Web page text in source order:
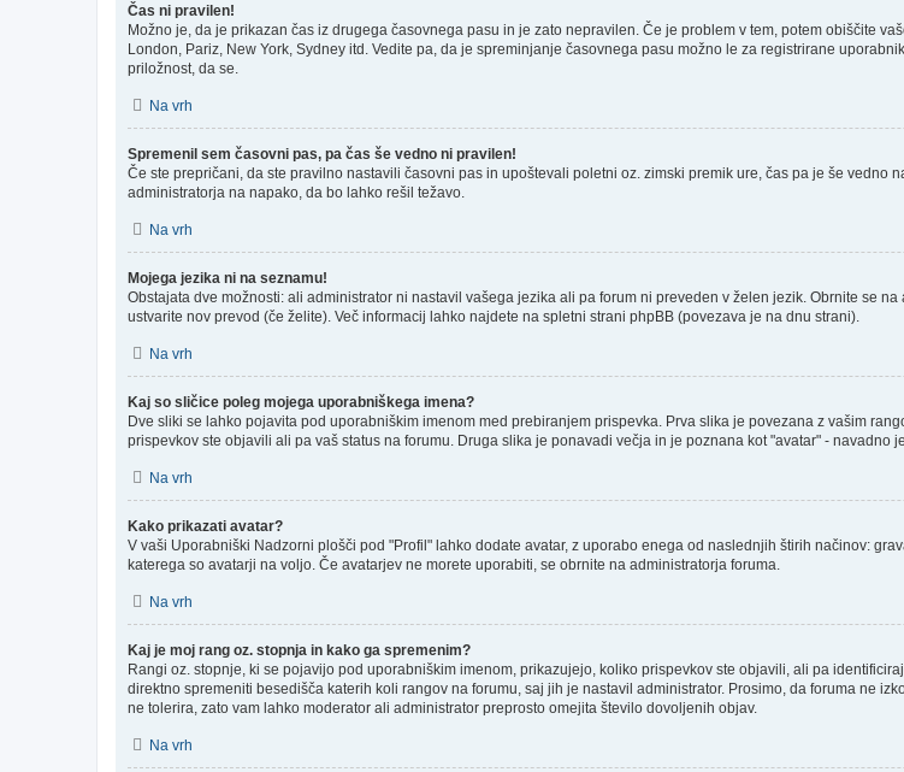
Čas ni pravilen!
Možno je, da je prikazan čas iz drugega časovnega pasu in je zato nepravilen. Če je problem v tem, potem obiščite
London, Pariz, New York, Sydney itd. Vedite pa, da je spreminjanje časovnega pasu možno le za registrirane
priložnost, da se.
Na vrh
Spremenil sem časovni pas, pa čas še vedno ni pravilen!
Če ste prepričani, da ste pravilno nastavili časovni pas in upoštevali poletni oz. zimski premik ure, čas pa je še vedno
administratorja na napako, da bo lahko rešil težavo.
Na vrh
Mojega jezika ni na seznamu!
Obstajata dve možnosti: ali administrator ni nastavil vašega jezika ali pa forum ni preveden v želen jezik. Obrnite se
ustvarite nov prevod (če želite). Več informacij lahko najdete na spletni strani phpBB (povezava je na dnu strani).
Na vrh
Kaj so sličice poleg mojega uporabniškega imena?
Dve sliki se lahko pojavita pod uporabniškim imenom med prebiranjem prispevka. Prva slika je povezana z vašim
prispevkov ste objavili ali pa vaš status na forumu. Druga slika je ponavadi večja in je poznana kot "avatar" - navadno
Na vrh
Kako prikazati avatar?
V vaši Uporabniški Nadzorni plošči pod "Profil" lahko dodate avatar, z uporabo enega od naslednjih štirih načinov:
katerega so avatarji na voljo. Če avatarjev ne morete uporabiti, se obrnite na administratorja foruma.
Na vrh
Kaj je moj rang oz. stopnja in kako ga spremenim?
Rangi oz. stopnje, ki se pojavijo pod uporabniškim imenom, prikazujejo, koliko prispevkov ste objavili, ali pa
direktno spremeniti besedišča katerih koli rangov na forumu, saj jih je nastavil administrator. Prosimo, da foruma ne
ne tolerira, zato vam lahko moderator ali administrator preprosto omejita število dovoljenih objav.
Na vrh